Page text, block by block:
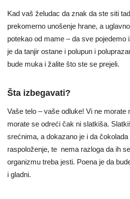
Kad vaš želudac da znak da ste siti
prekomerno unošenje hrane, a
potekao od mame – da sve pojedemo
je da tanjir ostane i polupun i
bude muka i žalite što ste se prejeli.
Šta izbegavati?
Vaše telo – vaše odluke! Vi ne morate
morate se odreći čak ni slatkiša.
srećnima, a dokazano je i da
raspoloženje, te nema razloga da ih
organizmu treba jesti. Poena je da
i gladni.